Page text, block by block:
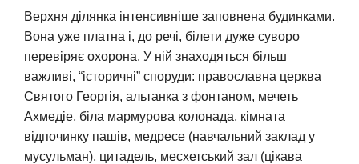
Верхня ділянка інтенсивніше заповнена будинками.
Вона уже платна і, до речі, білети дуже суворо
перевіряє охорона. У ній знаходяться більш
важливі, “історичні” споруди: православна церква
Святого Георгія, альтанка з фонтаном, мечеть
Ахмедіе, біла мармурова колонада, кімната
відпочинку пашів, медресе (навчальний заклад у
мусульман), цитадель, месхетський зал (цікава